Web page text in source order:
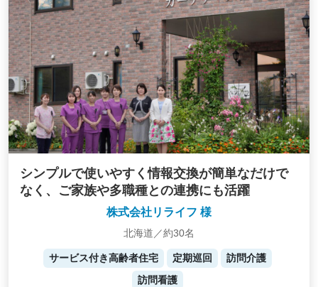
シンプルで使いやすく情報交換が簡単なだけで
なく、ご家族や多職種との連携にも活躍
株式会社リライフ 様
北海道／約30名
サービス付き高齢者住宅 定期巡回
訪問介護
訪問看護